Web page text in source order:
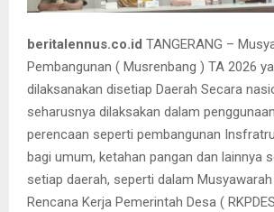
beritalennus.co.id TANGERANG –
Pembangunan ( Musrenbang ) TA 2026
dilaksanakan disetiap Daerah Secara
seharusnya dilaksakan dalam
perencaan seperti pembangunan
bagi umum, ketahan pangan dan lainnya
setiap daerah, seperti dalam
Rencana Kerja Pemerintah Desa (